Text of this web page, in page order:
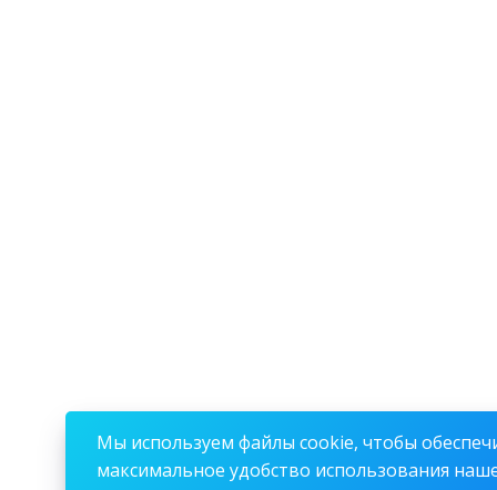
Мы используем файлы cookie, чтобы
максимальное удобство использования